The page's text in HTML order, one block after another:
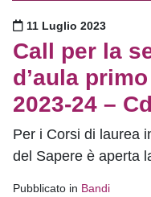
Pubblicato il
11 Luglio 2023
Call per la
d’aula
2023-24 –
Per i Corsi di laurea
del Sapere è aperta
Pubblicato in Bandi